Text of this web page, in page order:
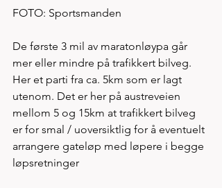
FOTO: Sportsmanden
De første 3 mil av maratonløypa går
mer eller mindre på trafikkert bilveg.
Her et parti fra ca. 5km som er lagt
utenom. Det er her på austreveien
mellom 5 og 15km at trafikkert bilveg
er for smal / uoversiktlig for å eventuelt
arrangere gateløp med løpere i begge
løpsretninger